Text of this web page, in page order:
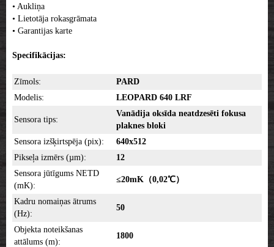
• Aukliņa
• Lietotāja rokasgrāmata
• Garantijas karte
Specifikācijas:
Zīmols:
PARD
Modelis:
LEOPARD 640 LRF
Sensora tips:
Vanādija oksīda neatdzesēti fokusa
plaknes bloki
Sensora izšķirtspēja (pix):
640x512
Pikseļa izmērs (µm):
12
Sensora jūtīgums NETD
(mK):
≤20mK（0,02℃）
Kadru nomaiņas ātrums
(Hz):
50
Objekta noteikšanas
attālums (m):
1800